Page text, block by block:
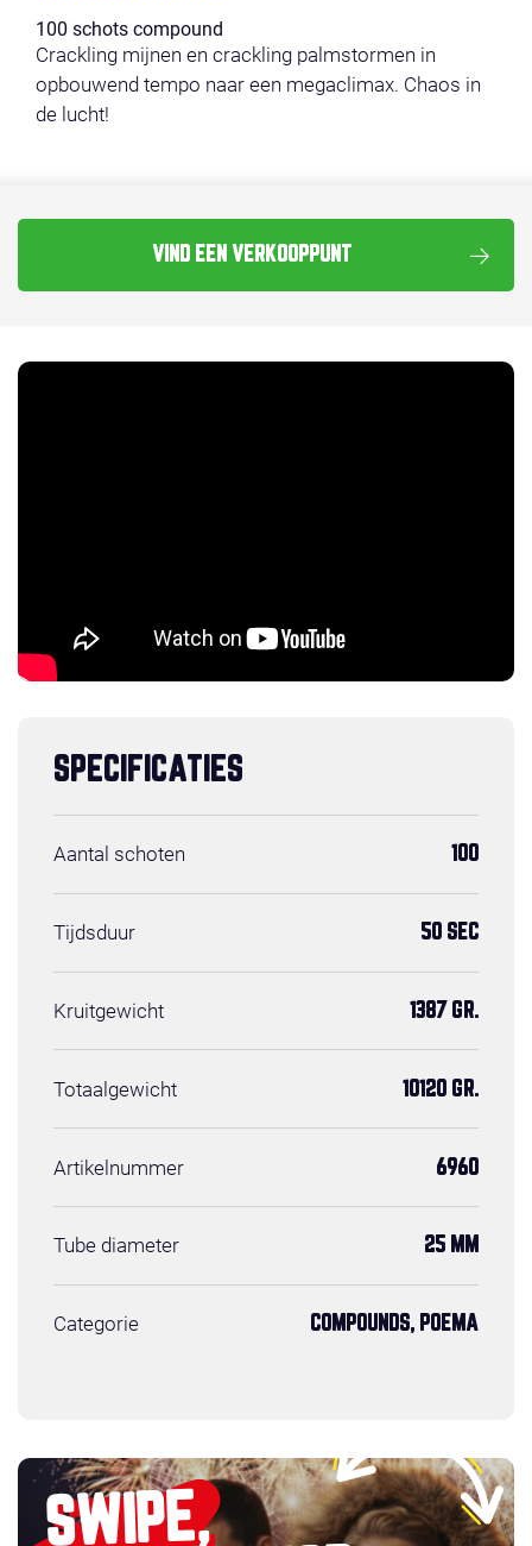
100 schots compound
Crackling mijnen en crackling palmstormen in
opbouwend tempo naar een megaclimax. Chaos in
de lucht!
VIND EEN VERKOOPPUNT
SPECIFICATIES
Aantal schoten 100
Tijdsduur 50 SEC
Kruitgewicht 1387 GR.
Totaalgewicht 10120 GR.
Artikelnummer 6960
Tube diameter 25 MM
Categorie COMPOUNDS, POEMA
SWIPE,